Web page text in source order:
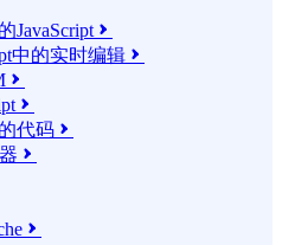
JavaScript 
中的实时编辑 


代码 

